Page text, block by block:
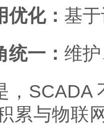
优化： 基
一： 维
SCADA
累与物联